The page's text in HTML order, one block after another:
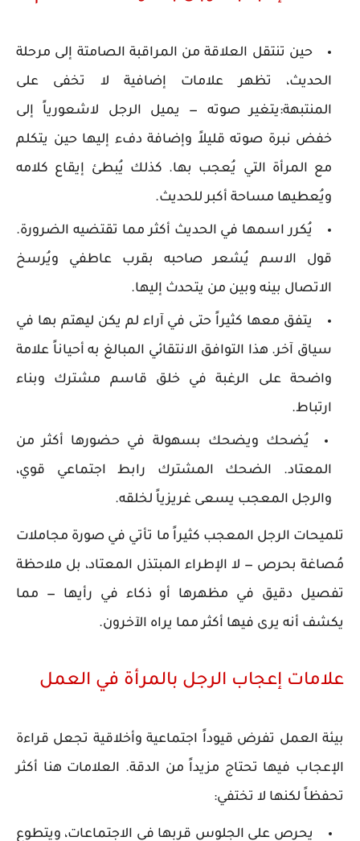
حين تنتقل العلاقة من المراقبة الصامتة إلى مرحلة
الحديث، تظهر علامات إضافية لا تخفى على
المنتبهة:يتغير صوته — يميل الرجل لاشعورياً إلى
خفض نبرة صوته قليلاً وإضافة دفء إليها حين يتكلم
مع المرأة التي يُعجب بها. كذلك يُبطئ إيقاع كلامه
ويُعطيها مساحة أكبر للحديث.
يُكرر اسمها في الحديث أكثر مما تقتضيه الضرورة.
قول الاسم يُشعر صاحبه بقرب عاطفي ويُرسخ
الاتصال بينه وبين من يتحدث إليها.
يتفق معها كثيراً حتى في آراء لم يكن ليهتم بها في
سياق آخر. هذا التوافق الانتقائي المبالغ به أحياناً علامة
واضحة على الرغبة في خلق قاسم مشترك وبناء
ارتباط.
يُضحك ويضحك بسهولة في حضورها أكثر من
المعتاد. الضحك المشترك رابط اجتماعي قوي،
والرجل المعجب يسعى غريزياً لخلقه.
تلميحات الرجل المعجب كثيراً ما تأتي في صورة مجاملات
مُصاغة بحرص — لا الإطراء المبتذل المعتاد، بل ملاحظة
تفصيل دقيق في مظهرها أو ذكاء في رأيها — مما
يكشف أنه يرى فيها أكثر مما يراه الآخرون.
علامات إعجاب الرجل بالمرأة في العمل
بيئة العمل تفرض قيوداً اجتماعية وأخلاقية تجعل قراءة
الإعجاب فيها تحتاج مزيداً من الدقة. العلامات هنا أكثر
تحفظاً لكنها لا تختفي:
يحرص على الجلوس قربها في الاجتماعات، ويتطوع